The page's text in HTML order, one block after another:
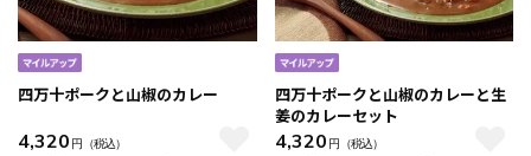
四万十ポークと山椒のカレー
4,320 円 （税込）
四万十ポークと山椒のカレーと生
姜のカレーセット
4,320 円 （税込）